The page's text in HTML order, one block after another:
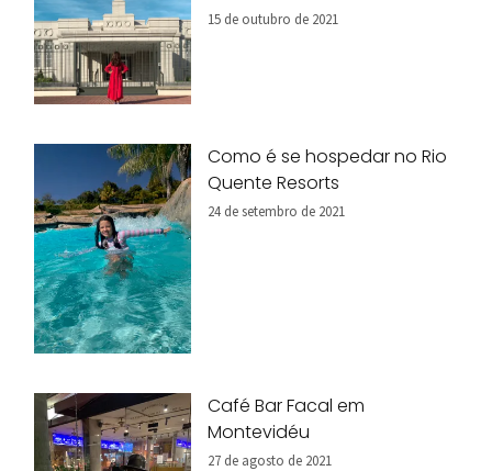
15 de outubro de 2021
Como é se hospedar no Rio
Quente Resorts
24 de setembro de 2021
Café Bar Facal em
Montevidéu
27 de agosto de 2021